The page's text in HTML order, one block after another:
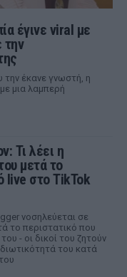
έγινε viral με
την
έκανε γνωστή, η
μια λαμπερή
Τι λέει η
μετά το
live στο TikTok
νοσηλεύεται σε
το περιστατικό που
- οι δικοί του ζητούν
του κατά